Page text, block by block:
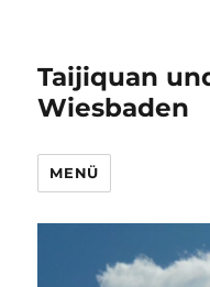
Taijiquan
Wiesbaden
MENÜ